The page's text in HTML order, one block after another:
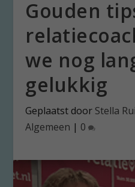
Gouden
we nog
gelukkig
Geplaatst door Stella
Algemeen | 0